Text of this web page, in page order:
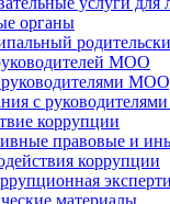
органы
МОО
с
коррупции
правовые и
коррупции